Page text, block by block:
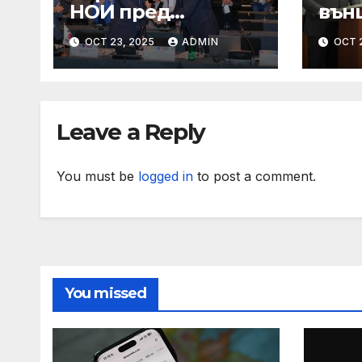
НОИ пред
пенсионери в
Граф Игнатиево:
Вие сте в златна
за обществото
OCT 23, 2025 ADMIN
по
OCT
Leave a Reply
You must be logged in to post a comment.
You missed